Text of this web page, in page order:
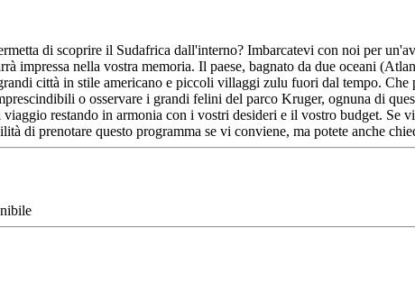
di scoprire il Sudafrica dall'interno? Imbarcatevi con noi per
impressa nella vostra memoria. Il paese, bagnato da due oceani
città in stile americano e piccoli villaggi zulu fuori dal tempo.
o osservare i grandi felini del parco Kruger, ognuna di
viaggio restando in armonia con i vostri desideri e il vostro budget.
di prenotare questo programma se vi conviene, ma potete anche